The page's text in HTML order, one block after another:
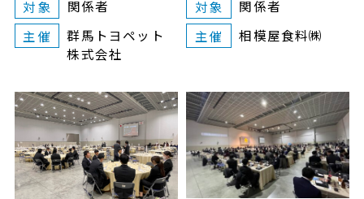
対象
関係者
主催
群馬トヨペット
株式会社
対象
関係者
主催
相模屋食料㈱